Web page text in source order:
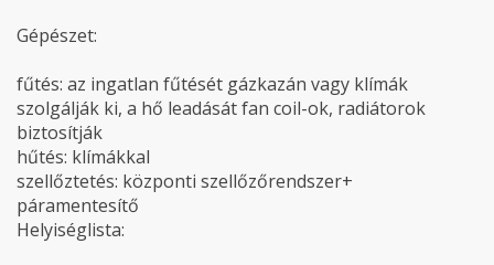
Gépészet:
fűtés: az ingatlan fűtését gázkazán vagy klímák
szolgálják ki, a hő leadását fan coil-ok, radiátorok
biztosítják
hűtés: klímákkal
szellőztetés: központi szellőzőrendszer+
páramentesítő
Helyiséglista: